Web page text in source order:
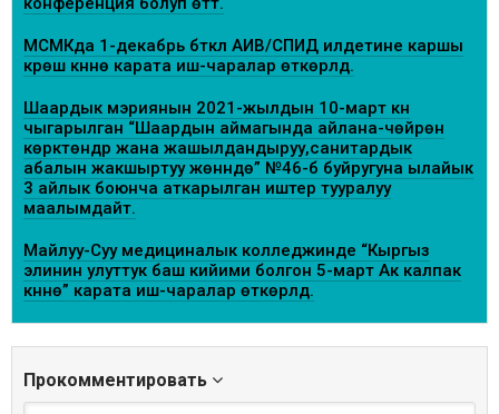
МСМКда 1-декабрь бүткүл АИВ/СПИД илдетине каршы
күрөшүү күнүнө карата иш-чаралар өткөрүлдү.
Шаардык мэриянын 2021-жылдын 10-март күнү
чыгарылган “Шаардын аймагында айлана-чөйрөнү
көрктөндүрүү жана жашылдандыруу,санитардык
абалын жакшыртуу жөнүндө” №46-б буйругуна ылайык
3 айлык боюнча аткарылган иштер тууралуу
маалымдайт.
Майлуу-Суу медициналык колледжинде “Кыргыз
элинин улуттук баш кийими болгон 5-март Ак калпак
күнүнө” карата иш-чаралар өткөрүлдү.
Прокомментировать